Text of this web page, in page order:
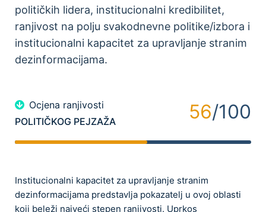
političkih lidera, institucionalni kredibilitet,
ranjivost na polju svakodnevne politike/izbora i
institucionalni kapacitet za upravljanje stranim
dezinformacijama.
Ocjena ranjivosti
POLITIČKOG PEJZAŽA
56/100
Institucionalni kapacitet za upravljanje stranim
dezinformacijama predstavlja pokazatelj u ovoj oblasti
koji beleži najveći stepen ranjivosti. Uprkos